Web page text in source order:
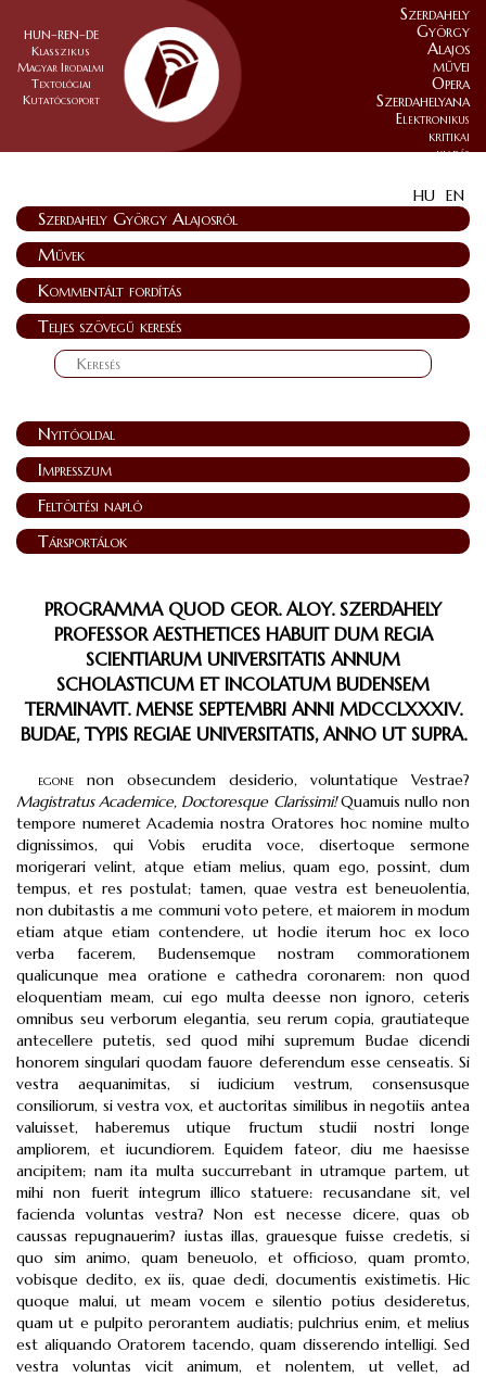
HUN–REN–DE
Klasszikus
Magyar Irodalmi
Textológiai
Kutatócsoport
Szerdahely
György
Alajos
művei
Opera
Szerdahelyana
Elektronikus
kritikai
kiadás
HU EN
Szerdahely György Alajosról
Művek
Kommentált fordítás
Teljes szövegű keresés
Nyitóoldal
Impresszum
Feltöltési napló
Társportálok
PROGRAMMA QUOD GEOR. ALOY. SZERDAHELY
PROFESSOR AESTHETICES HABUIT DUM REGIA
SCIENTIARUM UNIVERSITATIS ANNUM
SCHOLASTICUM ET INCOLATUM BUDENSEM
TERMINAVIT. MENSE SEPTEMBRI ANNI MDCCLXXXIV.
BUDAE, TYPIS REGIAE UNIVERSITATIS, ANNO UT SUPRA.
egone non obsecundem desiderio, voluntatique Vestrae?
Magistratus Academice, Doctoresque Clarissimi!Quamuis nullo non
tempore numeret Academia nostra Oratores hoc nomine multo
dignissimos, qui Vobis erudita voce, disertoque sermone
morigerari velint, atque etiam melius, quam ego, possint, dum
tempus, et res postulat; tamen, quae vestra est beneuolentia,
non dubitastis a me communi voto petere, et maiorem in modum
etiam atque etiam contendere, ut hodie iterum hoc ex loco
verba facerem, Budensemque nostram commorationem
qualicunque mea oratione e cathedra coronarem: non quod
eloquentiam meam, cui ego multa deesse non ignoro, ceteris
omnibus seu verborum elegantia, seu rerum copia, grautiateque
antecellere putetis, sed quod mihi supremum Budae dicendi
honorem singulari quodam fauore deferendum esse censeatis. Si
vestra aequanimitas, si iudicium vestrum, consensusque
consiliorum, si vestra vox, et auctoritas similibus in negotiis antea
valuisset, haberemus utique fructum studii nostri longe
ampliorem, et iucundiorem. Equidem fateor, diu me haesisse
ancipitem; nam ita multa succurrebant in utramque partem, ut
mihi non fuerit integrum illico statuere: recusandane sit, vel
facienda voluntas vestra? Non est necesse dicere, quas ob
caussas repugnauerim? iustas illas, grauesque fuisse credetis, si
quo sim animo, quam beneuolo, et officioso, quam promto,
vobisque dedito, ex iis, quae dedi, documentis existimetis. Hic
quoque malui, ut meam vocem e silentio potius desideretus,
quam ut e pulpito perorantem audiatis; pulchrius enim, et melius
est aliquando Oratorem tacendo, quam disserendo intelligi. Sed
vestra voluntas vicit animum, et nolentem, ut vellet, ad